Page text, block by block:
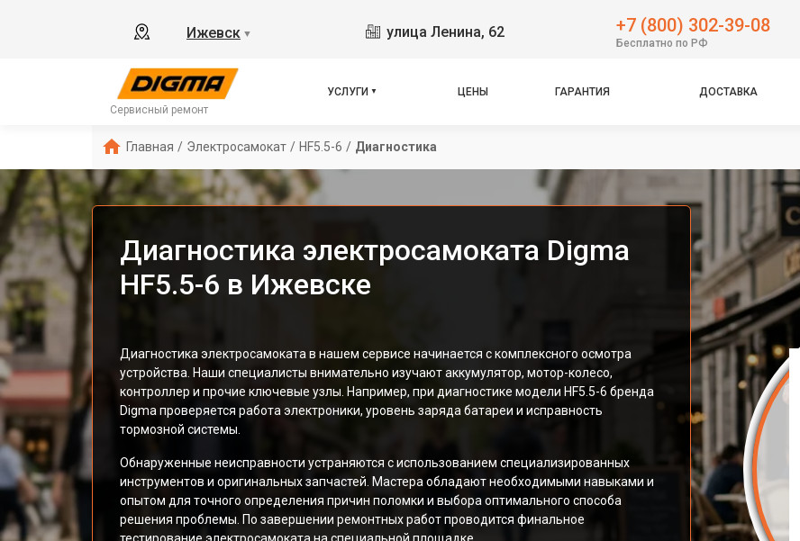
Ижевск ▼ улица Ленина, 62 +7 (800) 302-39-08
Бесплатно по РФ
Сервисный ремонт
УСЛУГИ ЦЕНЫ ГАРАНТИЯ ДОСТАВКА
Главная / Электросамокат / HF5.5-6 / Диагностика
Диагностика электросамоката Digma
HF5.5-6 в Ижевске
Диагностика электросамоката в нашем сервисе начинается с комплексного осмотра
устройства. Наши специалисты внимательно изучают аккумулятор, мотор-колесо,
контроллер и прочие ключевые узлы. Например, при диагностике модели HF5.5-6 бренда
Digma проверяется работа электроники, уровень заряда батареи и исправность
тормозной системы.
Обнаруженные неисправности устраняются с использованием специализированных
инструментов и оригинальных запчастей. Мастера обладают необходимыми навыками и
опытом для точного определения причин поломки и выбора оптимального способа
решения проблемы. По завершении ремонтных работ проводится финальное